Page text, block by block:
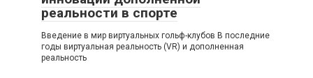
реальности в спорте
Введение в мир виртуальных гольф-клубов В последние
годы виртуальная реальность (VR) и дополненная
реальность